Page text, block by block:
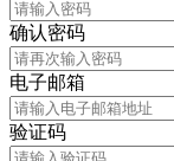
确认密码
电子邮箱
验证码